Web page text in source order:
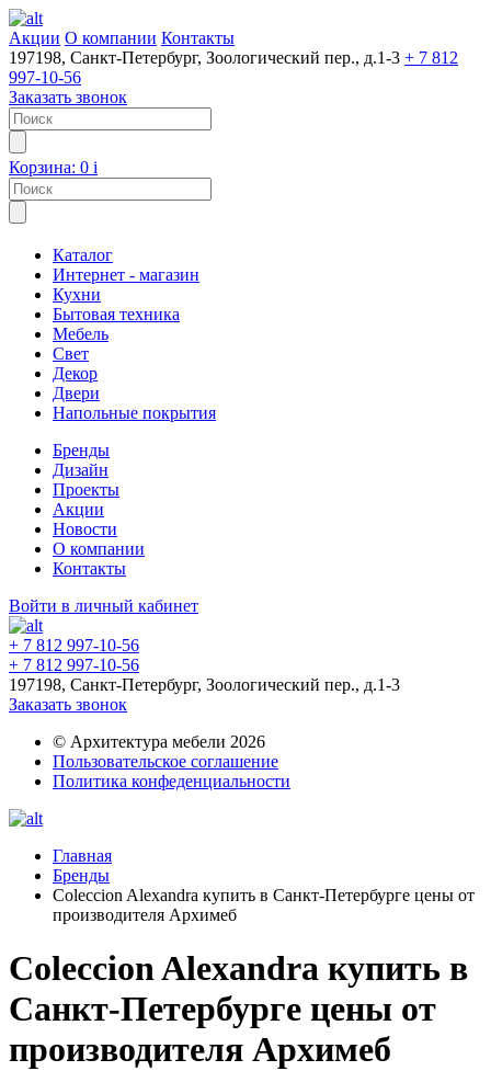
Акции О компании Контакты
197198, Санкт-Петербург, Зоологический пер., д.1-3 + 7 812
997-10-56
Заказать звонок
Корзина: 0 i
Каталог
Интернет - магазин
Кухни
Бытовая техника
Мебель
Свет
Декор
Двери
Напольные покрытия
Бренды
Дизайн
Проекты
Акции
Новости
О компании
Контакты
Войти в личный кабинет
+ 7 812 997-10-56
+ 7 812 997-10-56
197198, Санкт-Петербург, Зоологический пер., д.1-3
Заказать звонок
© Архитектура мебели 2026
Пользовательское соглашение
Политика конфеденциальности
Главная
Бренды
Coleccion Alexandra купить в Санкт-Петербурге цены от
производителя Архимеб
Coleccion Alexandra купить в
Санкт-Петербурге цены от
производителя Архимеб